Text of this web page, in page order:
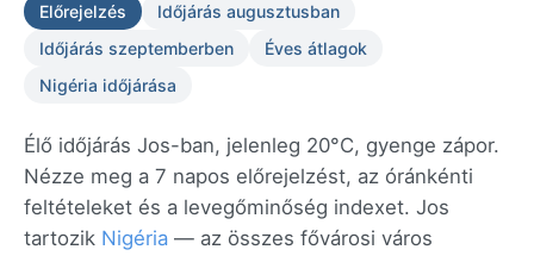
Előrejelzés
Időjárás augusztusban
Időjárás szeptemberben
Éves átlagok
Nigéria időjárása
Élő időjárás Jos-ban, jelenleg 20°C, gyenge zápor.
Nézze meg a 7 napos előrejelzést, az óránkénti
feltételeket és a levegőminőség indexet. Jos
tartozik Nigéria — az összes fővárosi város